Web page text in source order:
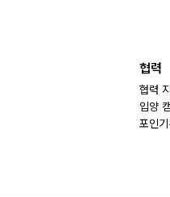
협력
협력
입양
포인